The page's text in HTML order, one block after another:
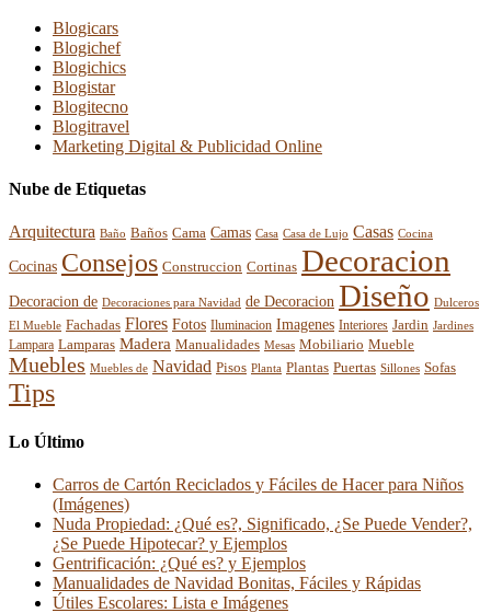
Blogicars
Blogichef
Blogichics
Blogistar
Blogitecno
Blogitravel
Marketing Digital & Publicidad Online
Nube de Etiquetas
Arquitectura Baño Baños Cama Camas Casa Casa de Lujo Casas Cocina
Cocinas Consejos Construccion Cortinas Decoracion
Decoracion de Decoraciones para Navidad de Decoracion Diseño Dulceros
El Mueble Fachadas Flores Fotos Iluminacion Imagenes Interiores Jardin Jardines
Lampara Lamparas Madera Manualidades Mesas Mobiliario Mueble
Muebles Muebles de Navidad Pisos Planta Plantas Puertas Sillones Sofas
Tips
Lo Último
Carros de Cartón Reciclados y Fáciles de Hacer para Niños
(Imágenes)
Nuda Propiedad: ¿Qué es?, Significado, ¿Se Puede Vender?,
¿Se Puede Hipotecar? y Ejemplos
Gentrificación: ¿Qué es? y Ejemplos
Manualidades de Navidad Bonitas, Fáciles y Rápidas
Útiles Escolares: Lista e Imágenes